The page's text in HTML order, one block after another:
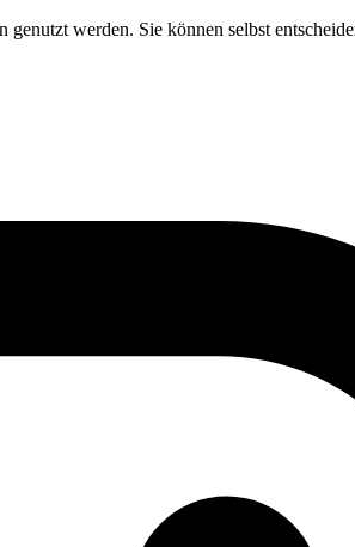
werden. Sie können selbst